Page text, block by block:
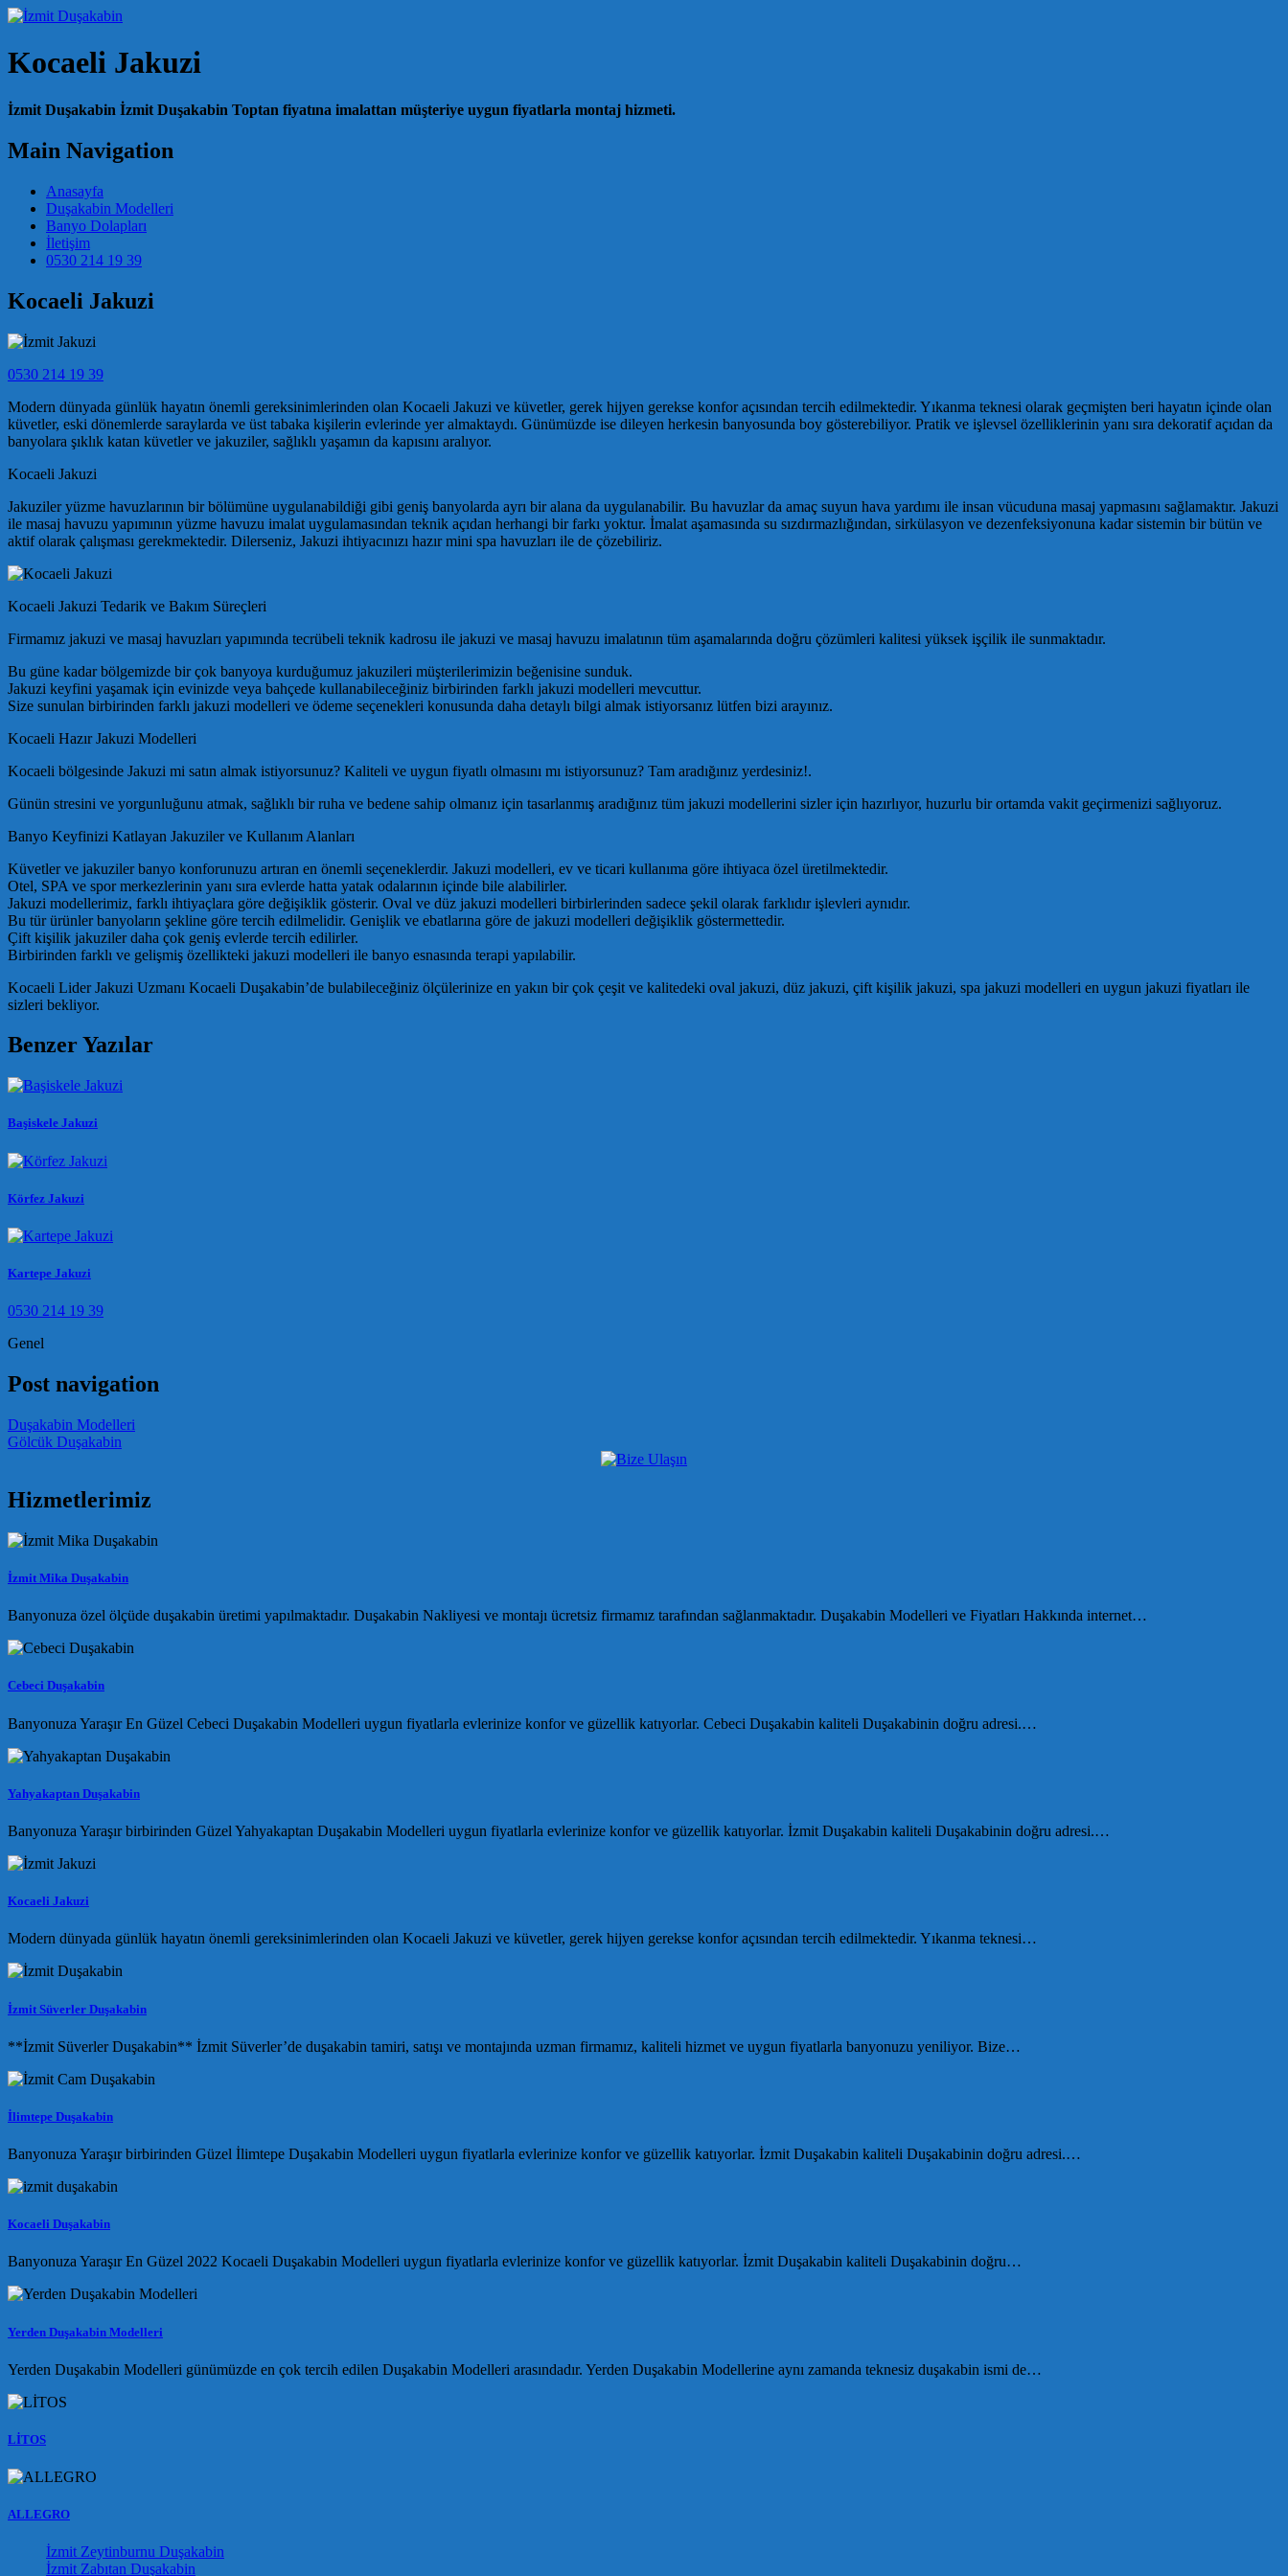
Kocaeli Jakuzi
İzmit Duşakabin İzmit Duşakabin Toptan fiyatına imalattan müşteriye uygun fiyatlarla montaj hizmeti.
Main Navigation
Anasayfa
Duşakabin Modelleri
Banyo Dolapları
İletişim
0530 214 19 39
Kocaeli Jakuzi
0530 214 19 39
Modern dünyada günlük hayatın önemli gereksinimlerinden olan Kocaeli Jakuzi ve küvetler, gerek hijyen gerekse konfor açısından tercih edilmektedir. Yıkanma teknesi olarak geçmişten beri hayatın içinde olan
küvetler, eski dönemlerde saraylarda ve üst tabaka kişilerin evlerinde yer almaktaydı. Günümüzde ise dileyen herkesin banyosunda boy gösterebiliyor. Pratik ve işlevsel özelliklerinin yanı sıra dekoratif açıdan da
banyolara şıklık katan küvetler ve jakuziler, sağlıklı yaşamın da kapısını aralıyor.
Kocaeli Jakuzi
Jakuziler yüzme havuzlarının bir bölümüne uygulanabildiği gibi geniş banyolarda ayrı bir alana da uygulanabilir. Bu havuzlar da amaç suyun hava yardımı ile insan vücuduna masaj yapmasını sağlamaktır. Jakuzi
ile masaj havuzu yapımının yüzme havuzu imalat uygulamasından teknik açıdan herhangi bir farkı yoktur. İmalat aşamasında su sızdırmazlığından, sirkülasyon ve dezenfeksiyonuna kadar sistemin bir bütün ve
aktif olarak çalışması gerekmektedir. Dilerseniz, Jakuzi ihtiyacınızı hazır mini spa havuzları ile de çözebiliriz.
Kocaeli Jakuzi Tedarik ve Bakım Süreçleri
Firmamız jakuzi ve masaj havuzları yapımında tecrübeli teknik kadrosu ile jakuzi ve masaj havuzu imalatının tüm aşamalarında doğru çözümleri kalitesi yüksek işçilik ile sunmaktadır.
Bu güne kadar bölgemizde bir çok banyoya kurduğumuz jakuzileri müşterilerimizin beğenisine sunduk.
Jakuzi keyfini yaşamak için evinizde veya bahçede kullanabileceğiniz birbirinden farklı jakuzi modelleri mevcuttur.
Size sunulan birbirinden farklı jakuzi modelleri ve ödeme seçenekleri konusunda daha detaylı bilgi almak istiyorsanız lütfen bizi arayınız.
Kocaeli Hazır Jakuzi Modelleri
Kocaeli bölgesinde Jakuzi mi satın almak istiyorsunuz? Kaliteli ve uygun fiyatlı olmasını mı istiyorsunuz? Tam aradığınız yerdesiniz!.
Günün stresini ve yorgunluğunu atmak, sağlıklı bir ruha ve bedene sahip olmanız için tasarlanmış aradığınız tüm jakuzi modellerini sizler için hazırlıyor, huzurlu bir ortamda vakit geçirmenizi sağlıyoruz.
Banyo Keyfinizi Katlayan Jakuziler ve Kullanım Alanları
Küvetler ve jakuziler banyo konforunuzu artıran en önemli seçeneklerdir. Jakuzi modelleri, ev ve ticari kullanıma göre ihtiyaca özel üretilmektedir.
Otel, SPA ve spor merkezlerinin yanı sıra evlerde hatta yatak odalarının içinde bile alabilirler.
Jakuzi modellerimiz, farklı ihtiyaçlara göre değişiklik gösterir. Oval ve düz jakuzi modelleri birbirlerinden sadece şekil olarak farklıdır işlevleri aynıdır.
Bu tür ürünler banyoların şekline göre tercih edilmelidir. Genişlik ve ebatlarına göre de jakuzi modelleri değişiklik göstermettedir.
Çift kişilik jakuziler daha çok geniş evlerde tercih edilirler.
Birbirinden farklı ve gelişmiş özellikteki jakuzi modelleri ile banyo esnasında terapi yapılabilir.
Kocaeli Lider Jakuzi Uzmanı Kocaeli Duşakabin’de bulabileceğiniz ölçülerinize en yakın bir çok çeşit ve kalitedeki oval jakuzi, düz jakuzi, çift kişilik jakuzi, spa jakuzi modelleri en uygun jakuzi fiyatları ile
sizleri bekliyor.
Benzer Yazılar
Başiskele Jakuzi
Körfez Jakuzi
Kartepe Jakuzi
0530 214 19 39
Genel
Post navigation
Duşakabin Modelleri
Gölcük Duşakabin
Hizmetlerimiz
İzmit Mika Duşakabin
Banyonuza özel ölçüde duşakabin üretimi yapılmaktadır. Duşakabin Nakliyesi ve montajı ücretsiz firmamız tarafından sağlanmaktadır. Duşakabin Modelleri ve Fiyatları Hakkında internet…
Cebeci Duşakabin
Banyonuza Yaraşır En Güzel Cebeci Duşakabin Modelleri uygun fiyatlarla evlerinize konfor ve güzellik katıyorlar. Cebeci Duşakabin kaliteli Duşakabinin doğru adresi.…
Yahyakaptan Duşakabin
Banyonuza Yaraşır birbirinden Güzel Yahyakaptan Duşakabin Modelleri uygun fiyatlarla evlerinize konfor ve güzellik katıyorlar. İzmit Duşakabin kaliteli Duşakabinin doğru adresi.…
Kocaeli Jakuzi
Modern dünyada günlük hayatın önemli gereksinimlerinden olan Kocaeli Jakuzi ve küvetler, gerek hijyen gerekse konfor açısından tercih edilmektedir. Yıkanma teknesi…
İzmit Süverler Duşakabin
**İzmit Süverler Duşakabin** İzmit Süverler’de duşakabin tamiri, satışı ve montajında uzman firmamız, kaliteli hizmet ve uygun fiyatlarla banyonuzu yeniliyor. Bize…
İlimtepe Duşakabin
Banyonuza Yaraşır birbirinden Güzel İlimtepe Duşakabin Modelleri uygun fiyatlarla evlerinize konfor ve güzellik katıyorlar. İzmit Duşakabin kaliteli Duşakabinin doğru adresi.…
Kocaeli Duşakabin
Banyonuza Yaraşır En Güzel 2022 Kocaeli Duşakabin Modelleri uygun fiyatlarla evlerinize konfor ve güzellik katıyorlar. İzmit Duşakabin kaliteli Duşakabinin doğru…
Yerden Duşakabin Modelleri
Yerden Duşakabin Modelleri günümüzde en çok tercih edilen Duşakabin Modelleri arasındadır. Yerden Duşakabin Modellerine aynı zamanda teknesiz duşakabin ismi de…
LİTOS
ALLEGRO
İzmit Zeytinburnu Duşakabin
İzmit Zabıtan Duşakabin